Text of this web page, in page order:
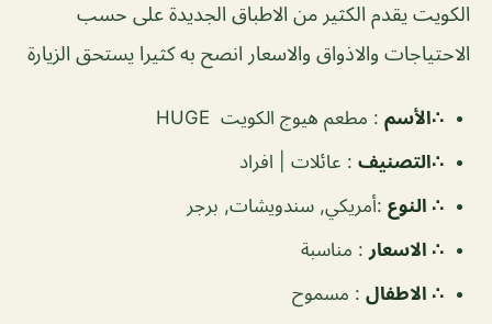
الكويت يقدم الكثير من الاطباق الجديدة على حسب
الاحتياجات والاذواق والاسعار انصح به كثيرا يستحق الزيارة
∴الأسم : مطعم هيوج الكويت HUGE
∴التصنيف : عائلات | افراد
∴ النوع :أمريكي, سندويشات, برجر
∴ الاسعار : مناسبة
∴ الاطفال : مسموح